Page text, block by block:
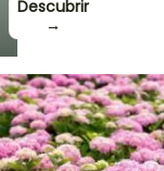
Descubrir
→